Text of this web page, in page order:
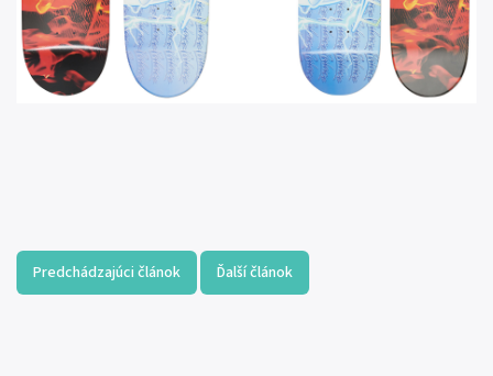
Predchádzajúci článok Ďalší článok